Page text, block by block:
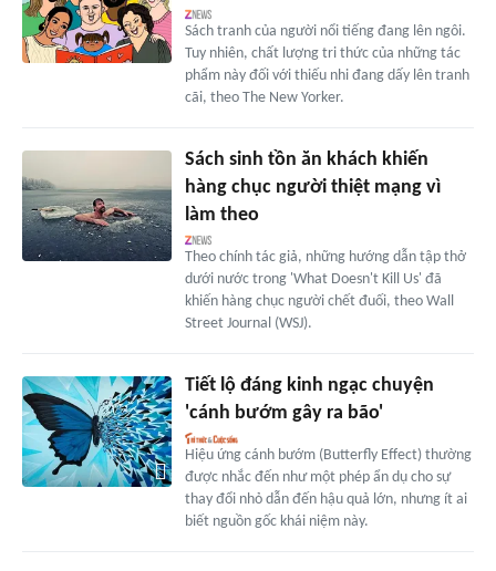
Sách tranh của người nổi tiếng đang lên ngôi.
Tuy nhiên, chất lượng tri thức của những tác
phẩm này đối với thiếu nhi đang dấy lên tranh
cãi, theo The New Yorker.
Sách sinh tồn ăn khách khiến
hàng chục người thiệt mạng vì
làm theo
Theo chính tác giả, những hướng dẫn tập thở
dưới nước trong 'What Doesn't Kill Us' đã
khiến hàng chục người chết đuối, theo Wall
Street Journal (WSJ).
Tiết lộ đáng kinh ngạc chuyện
'cánh bướm gây ra bão'
Hiệu ứng cánh bướm (Butterfly Effect) thường
được nhắc đến như một phép ẩn dụ cho sự
thay đổi nhỏ dẫn đến hậu quả lớn, nhưng ít ai
biết nguồn gốc khái niệm này.